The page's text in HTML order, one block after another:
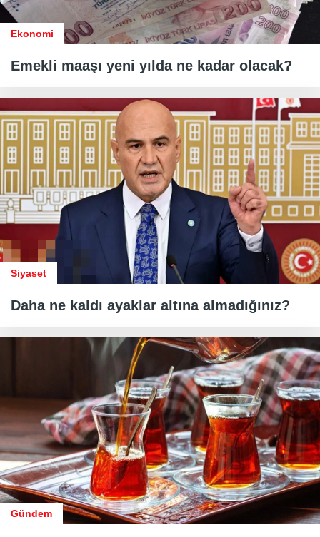
Ekonomi
Emekli maaşı yeni yılda ne kadar olacak?
Siyaset
Daha ne kaldı ayaklar altına almadığınız?
Gündem